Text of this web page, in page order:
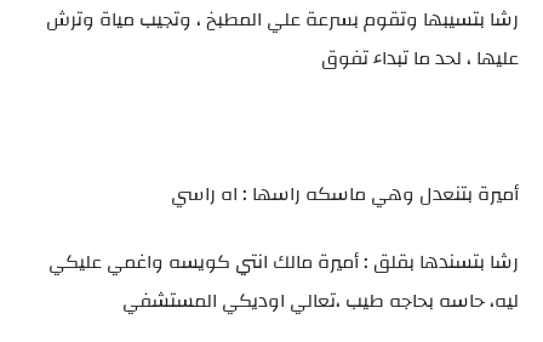
رشا بتسيبها وتقوم بسرعة علي المطبخ ، وتجيب مياة وترش
عليها ، لحد ما تبداء تفوق
أميرة بتنعدل وهي ماسكه راسها : اه راسي
رشا بتسندها بقلق : أميرة مالك انتي كويسه واغمي عليكي
ليه، حاسه بحاجه طيب ،تعالي اوديكي المستشفي